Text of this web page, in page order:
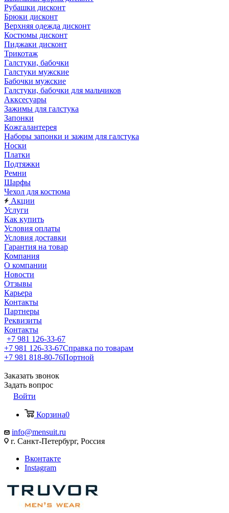
Рубашки дисконт
Брюки дисконт
Верхняя одежда дисконт
Костюмы дисконт
Пиджаки дисконт
Трикотаж
Галстуки, бабочки
Галстуки мужские
Бабочки мужские
Галстуки, бабочки для мальчиков
Акксесуары
Зажимы для галстука
Запонки
Кожгалантерея
Наборы запонки и зажим для галстука
Носки
Платки
Подтяжки
Ремни
Шарфы
Чехол для костюма
Акции
Услуги
Как купить
Условия оплаты
Условия доставки
Гарантия на товар
Компания
О компании
Новости
Отзывы
Карьера
Контакты
Партнеры
Реквизиты
Контакты
+7 981 126-33-67
+7 981 126-33-67Справка по товарам
+7 981 818-80-76Портной
Заказать звонок
Задать вопрос
Войти
Корзина0
info@mensuit.ru
г. Санкт-Петербург, Россия
Вконтакте
Instagram